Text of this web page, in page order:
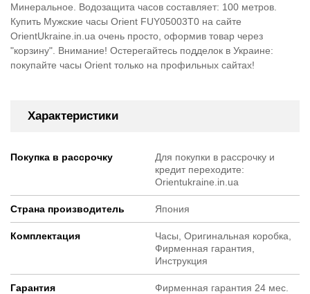
Минеральное. Водозащита часов составляет: 100 метров.
Купить Мужские часы Orient FUY05003T0 на сайте
OrientUkraine.in.ua очень просто, оформив товар через
"корзину". Внимание! Остерегайтесь подделок в Украине:
покупайте часы Orient только на профильных сайтах!
Характеристики
Покупка в рассрочку
Для покупки в рассрочку и
кредит переходите:
Orientukraine.in.ua
Страна производитель Япония
Комплектация
Часы, Оригинальная коробка,
Фирменная гарантия,
Инструкция
Гарантия Фирменная гарантия 24 мес.